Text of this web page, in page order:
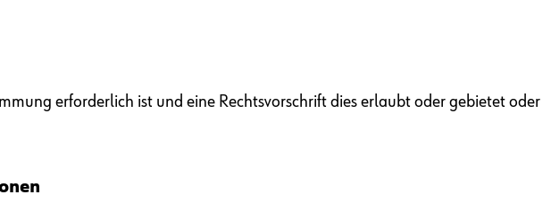
erforderlich ist und eine Rechtsvorschrift dies erlaubt oder gebietet oder